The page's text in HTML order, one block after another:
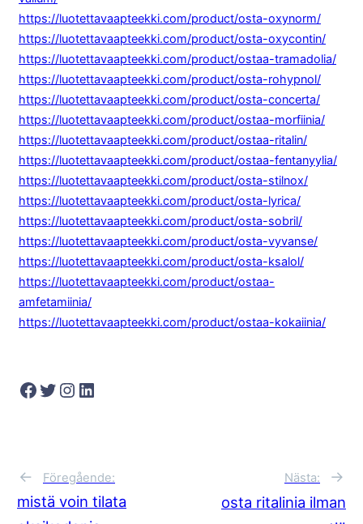
https://luotettavaapteekki.com/product/osta-oxynorm/
https://luotettavaapteekki.com/product/osta-oxycontin/
https://luotettavaapteekki.com/product/ostaa-tramadolia/
https://luotettavaapteekki.com/product/osta-rohypnol/
https://luotettavaapteekki.com/product/osta-concerta/
https://luotettavaapteekki.com/product/ostaa-morfiinia/
https://luotettavaapteekki.com/product/ostaa-ritalin/
https://luotettavaapteekki.com/product/ostaa-fentanyylia/
https://luotettavaapteekki.com/product/osta-stilnox/
https://luotettavaapteekki.com/product/osta-lyrica/
https://luotettavaapteekki.com/product/osta-sobril/
https://luotettavaapteekki.com/product/osta-vyvanse/
https://luotettavaapteekki.com/product/osta-ksalol/
https://luotettavaapteekki.com/product/ostaa-
amfetamiinia/
https://luotettavaapteekki.com/product/ostaa-kokaiinia/
Facebook Twitter Instagram LinkedIn
← Föregående:
mistä voin tilata
Nästa:
osta ritalinia ilman
→